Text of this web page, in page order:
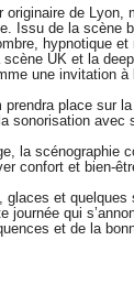
de Lyon,
Issu de la scène
hypnotique et
UK et la
une invitation à
place sur
sonorisation avec
la scénographie
confort et bien-
et quelques
journée qui
et de la